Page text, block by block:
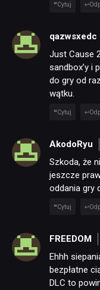
Cytuj
qazwsxedc
Just Cause
sandbox’y i
do gry od
wątku.
Cytuj
AkodoRyu
Szkoda, że
jeszcze
oddania gry
Cytuj
FREEDOM
Ehhh
bezpłatne
DLC to